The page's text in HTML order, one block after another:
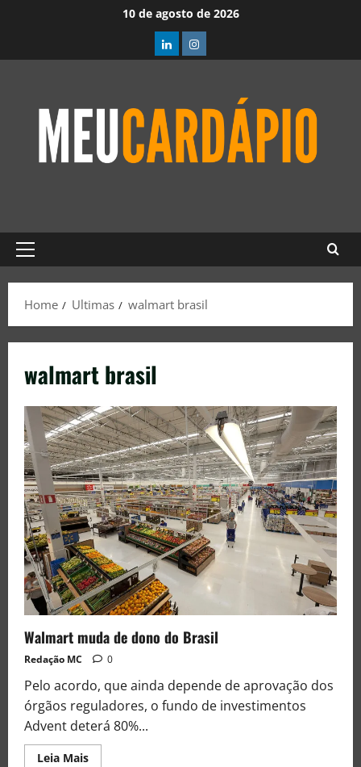
10 de agosto de 2026
Home Ultimas walmart brasil
walmart brasil
Walmart muda de dono do Brasil
Redação MC 0
Pelo acordo, que ainda depende de aprovação dos
órgãos reguladores, o fundo de investimentos
Advent deterá 80%...
Leia Mais